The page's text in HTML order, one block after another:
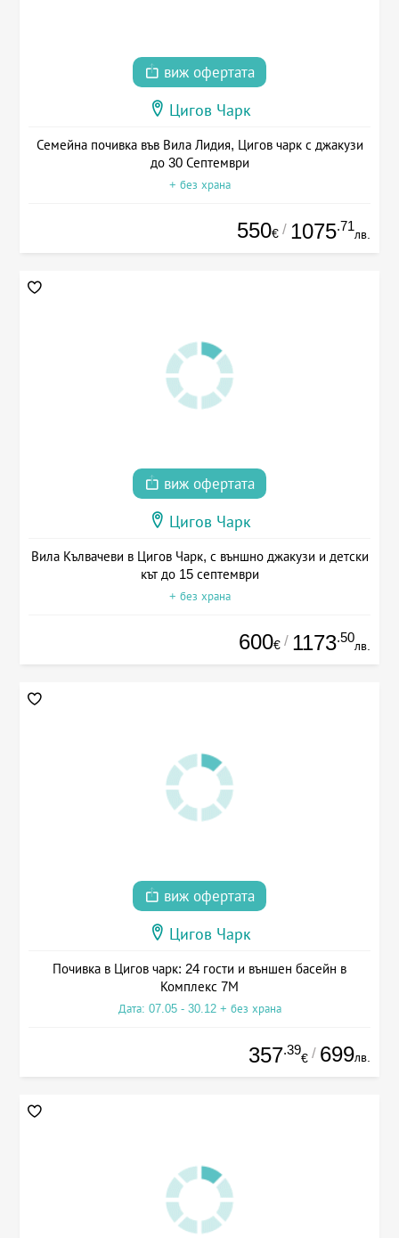
виж офертата
Цигов Чарк
Семейна почивка във Вила Лидия, Цигов чарк с джакузи
до 30 Септември
+ без храна
550€ / 1075.71
лв.
виж офертата
Цигов Чарк
Вила Кълвачеви в Цигов Чарк, с външно джакузи и детски
кът до 15 септември
+ без храна
600€ / 1173.50
лв.
виж офертата
Цигов Чарк
Почивка в Цигов чарк: 24 гости и външен басейн в
Комплекс 7М
Дата: 07.05 - 30.12 + без храна
357.39
€ / 699лв.